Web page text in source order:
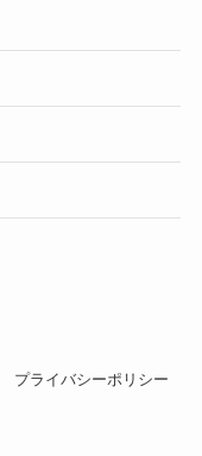
プライバシーポリシー